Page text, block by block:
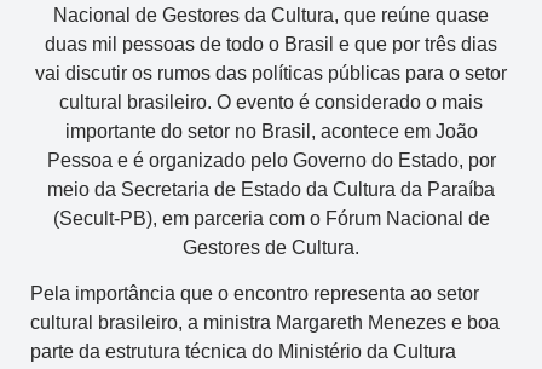
Nacional de Gestores da Cultura, que reúne quase
duas mil pessoas de todo o Brasil e que por três dias
vai discutir os rumos das políticas públicas para o setor
cultural brasileiro. O evento é considerado o mais
importante do setor no Brasil, acontece em João
Pessoa e é organizado pelo Governo do Estado, por
meio da Secretaria de Estado da Cultura da Paraíba
(Secult-PB), em parceria com o Fórum Nacional de
Gestores de Cultura.
Pela importância que o encontro representa ao setor
cultural brasileiro, a ministra Margareth Menezes e boa
parte da estrutura técnica do Ministério da Cultura